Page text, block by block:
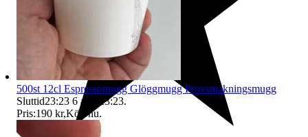
500st 12cl Espressomugg Glöggmugg Provsmakningsmugg
Sluttid23:23 6 aug 23:23.
Pris:190 kr,Köp nu.